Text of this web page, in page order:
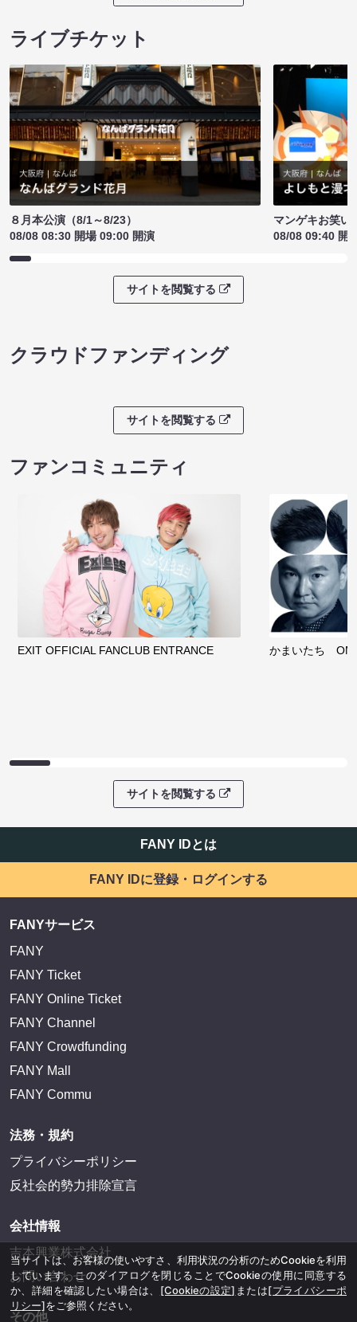
ライブチケット
８月本公演（8/1～8/23）
08/08 08:30 開場 09:00 開演
マンゲキお笑い
08/08 09:40 開
サイトを閲覧する
クラウドファンディング
サイトを閲覧する
ファンコミュニティ
EXIT OFFICIAL FANCLUB ENTRANCE かまいたち
サイトを閲覧する
FANY IDとは
FANY IDに登録・ログインする
FANYサービス
FANY
FANY Ticket
FANY Online Ticket
FANY Channel
FANY Crowdfunding
FANY Mall
FANY Commu
法務・規約
プライバシーポリシー
反社会的勢力排除宣言
会社情報
吉本興業株式会社
お問い合わせ
その他
当サイトは、お客様の使いやすさ、利用状況の分析のためCookieを利用
しています。このダイアログを閉じることでCookieの使用に同意する
か、詳細を確認したい場合は、 [Cookieの設定] または[プライバシーポ
リシー]をご参照ください。